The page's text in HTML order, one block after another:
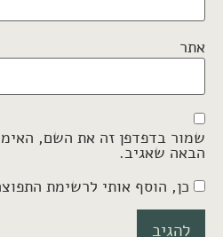
אתר
שמור בדפדפן זה את השם,
הבאה שאגיב.
כן, הוסף אותי לרשימת